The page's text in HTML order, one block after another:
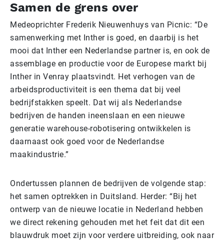
Samen de grens over
Medeoprichter Frederik Nieuwenhuys van Picnic: “De
samenwerking met Inther is goed, en daarbij is het
mooi dat Inther een Nederlandse partner is, en ook de
assemblage en productie voor de Europese markt bij
Inther in Venray plaatsvindt. Het verhogen van de
arbeidsproductiviteit is een thema dat bij veel
bedrijfstakken speelt. Dat wij als Nederlandse
bedrijven de handen ineenslaan en een nieuwe
generatie warehouse-robotisering ontwikkelen is
daarnaast ook goed voor de Nederlandse
maakindustrie.”
Ondertussen plannen de bedrijven de volgende stap:
het samen optrekken in Duitsland. Herder: “Bij het
ontwerp van de nieuwe locatie in Nederland hebben
we direct rekening gehouden met het feit dat dit een
blauwdruk moet zijn voor verdere uitbreiding, ook naar